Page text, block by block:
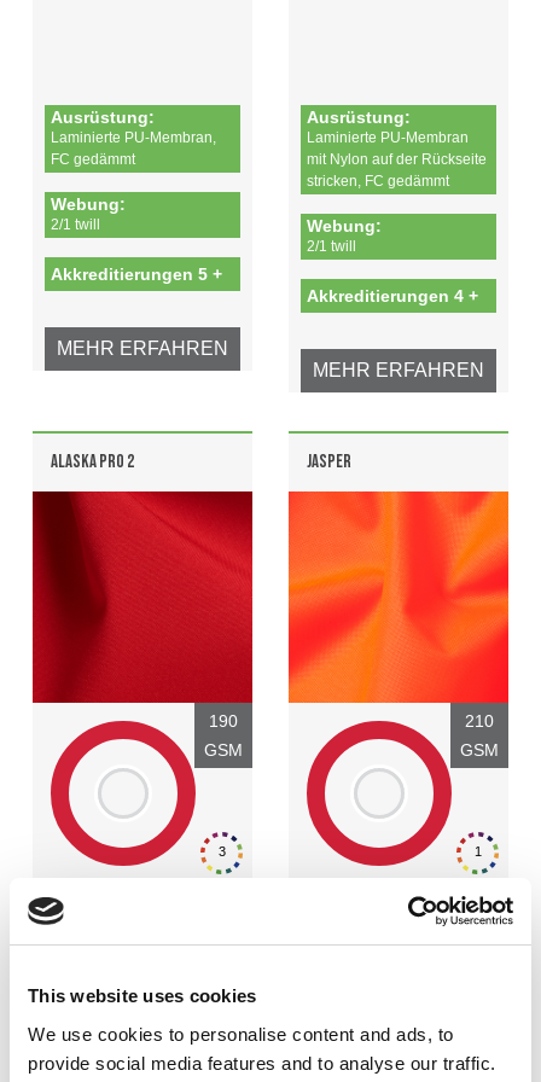
This website uses cookies
We use cookies to personalise content and ads, to
provide social media features and to analyse our traffic.
Ausrüstung:
Laminierte PU-Membran,
FC gedämmt
Webung:
2/1 twill
Akkreditierungen 5 +
MEHR ERFAHREN
Ausrüstung:
Laminierte PU-Membran
mit Nylon auf der Rückseite
stricken, FC gedämmt
Webung:
2/1 twill
Akkreditierungen 4 +
MEHR ERFAHREN
ALASKA PRO 2
3
190
GSM
Laminierte PU-Membran,
FC gedämmt
JASPER
1
210
GSM
Atmungsaktive PU-
Beschichtung, Fluorcarbon-